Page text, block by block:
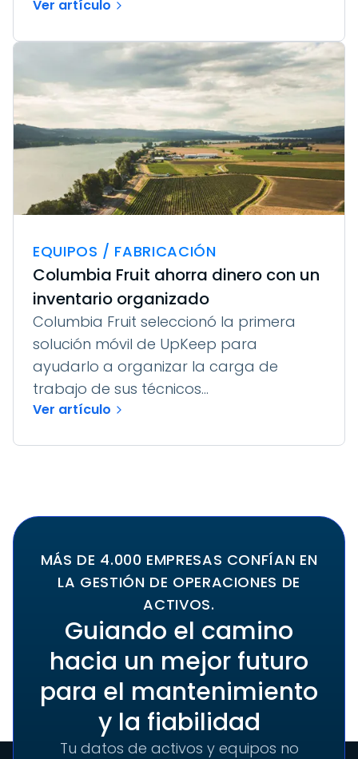
Ver artículo
EQUIPOS / FABRICACIÓN
Columbia Fruit ahorra dinero con un
inventario organizado
Columbia Fruit seleccionó la primera
solución móvil de UpKeep para
ayudarlo a organizar la carga de
trabajo de sus técnicos...
Ver artículo
MÁS DE 4.000 EMPRESAS CONFÍAN EN
LA GESTIÓN DE OPERACIONES DE
ACTIVOS.
Guiando el camino
hacia un mejor futuro
para el mantenimiento
y la fiabilidad
Tu datos de activos y equipos no